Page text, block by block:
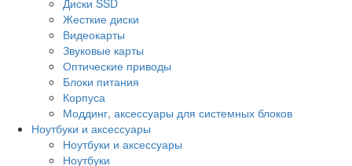
Жесткие диски
Видеокарты
Звуковые карты
Оптические приводы
Блоки питания
Корпуса
Моддинг, аксессуары для системных блоков
Ноутбуки и аксессуары
Ноутбуки и аксессуары
Ноутбуки